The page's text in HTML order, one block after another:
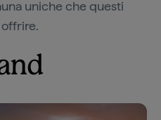
uniche che questi